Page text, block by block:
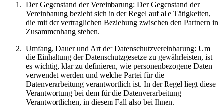
Der Gegenstand der Vereinbarung: Der Gegenstand der
Vereinbarung bezieht sich in der Regel auf alle Tätigkeiten,
die mit der vertraglichen Beziehung zwischen den Partnern in
Zusammenhang stehen.
Umfang, Dauer und Art der Datenschutzvereinbarung: Um
die Einhaltung der Datenschutzgesetze zu gewährleisten, ist
es wichtig, klar zu definieren, wie personenbezogene Daten
verwendet werden und welche Partei für die
Datenverarbeitung verantwortlich ist. In der Regel liegt diese
Verantwortung bei dem für die Datenverarbeitung
Verantwortlichen, in diesem Fall also bei Ihnen.